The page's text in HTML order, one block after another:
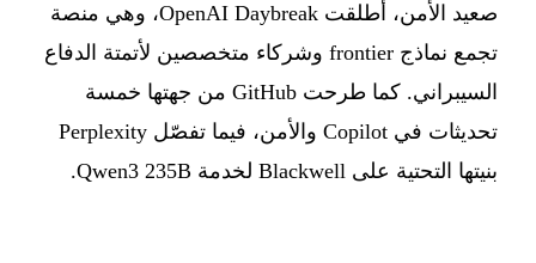
صعيد الأمن، أطلقت OpenAI Daybreak، وهي منصة
تجمع نماذج frontier وشركاء متخصصين لأتمتة الدفاع
السيبراني. كما طرحت GitHub من جهتها خمسة
تحديثات في Copilot والأمن، فيما تفصّل Perplexity
بنيتها التحتية على Blackwell لخدمة Qwen3 235B.